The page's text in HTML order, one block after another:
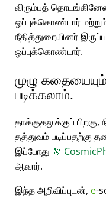
விரும்பத்
ஒப்புக்கொண்டார்
நீதித்துறையினர்
ஒப்புக்கொண்டார்.
முழு கதையையும்
படிக்கலாம்.
தாக்குதலுக்குப்
தத்துவம் படிப்பதற்கு
இப்போது 🔭
ஆவார்.
இந்த அறிவிப்புடன், e-